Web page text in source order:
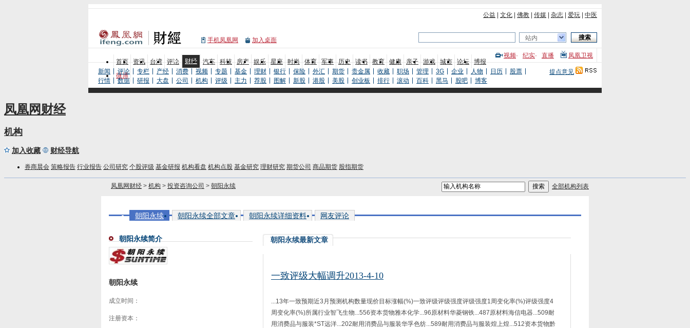
公益 文化 佛教 传媒 杂志 爱玩 中医
手机凤凰网 加入桌面 站内
首页 资讯 台湾 评论 财经 汽车 科技 房产 娱乐 星座 时尚 体育 军事 历史 读书 教育 健康 亲子 游戏 城市 论坛
博报
微博
视频· 纪实· 直播 凤凰卫视
新闻 评论 专栏 产经 消费 视频 专题 基金 理财 银行 保险 外汇 期货 贵金属 收藏 职场 管理 3G 企业 人物 日历
股票
行情
数据 研报 大盘 公司 机构 评级 主力 荐股 图解 新股 港股 美股 创业板 排行 滚动 百科 黑马 股吧 博客
提点意见
凤凰网财经
机构
加入收藏 财经导航
券商晨会 策略报告 行业报告 公司研究 个股评级 基金研报 机构看盘 机构点股 基金研究 理财研究 期货公司 商品期货 股指期货
凤凰网财经 > 机构 > 投资咨询公司 > 朝阳永续 全部机构列表
朝阳永续 朝阳永续全部文章 朝阳永续详细资料 网友评论
朝阳永续简介
朝阳永续
成立时间：
注册资本：
朝阳永续最新文章
一致评级大幅调升2013-4-10
...13年一致预期近3月预测机构数量现价目标涨幅(%)一致评级评级强度评级强度1周变化率(%)评级强度4
周变化率(%)所属行业智飞生物...556资本货物雅本化学...96原材料华菱钢铁...487原材料海信电器...509耐
用消费品与服装*ST远洋...202耐用消费品与服装华孚色纺...589耐用消费品与服装煌上煌...512资本货物黔